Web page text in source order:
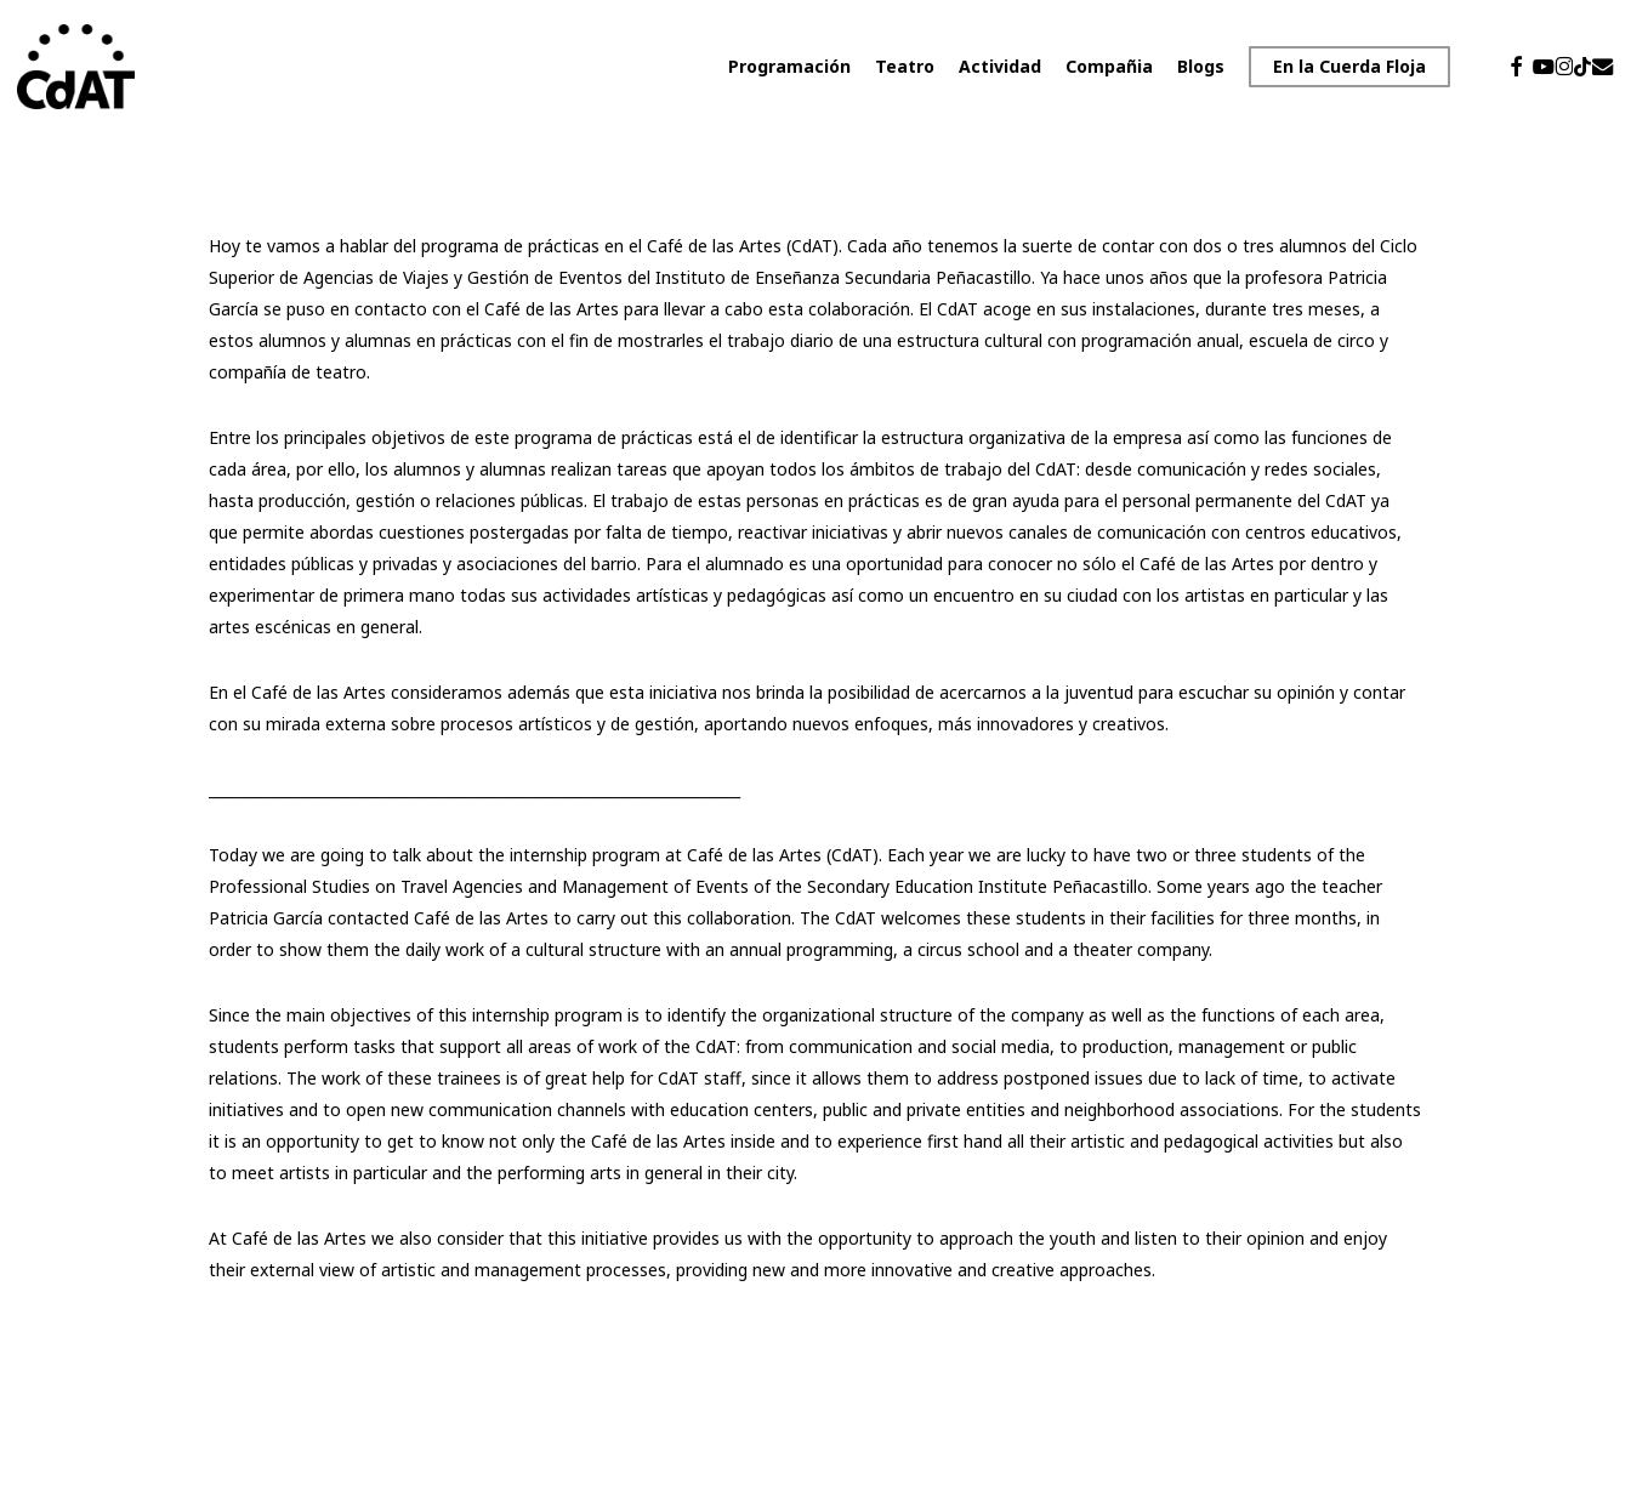
main
content
Programación Teatro Actividad Compañia Blogs En la Cuerda Floja facebook
youtube
tiktok
Hoy te vamos a hablar del programa de prácticas en el Café de las Artes (CdAT). Cada año tenemos la suerte de contar con dos o tres alumnos del Ciclo
Superior de Agencias de Viajes y Gestión de Eventos del Instituto de Enseñanza Secundaria Peñacastillo. Ya hace unos años que la profesora Patricia
García se puso en contacto con el Café de las Artes para llevar a cabo esta colaboración. El CdAT acoge en sus instalaciones, durante tres meses, a
estos alumnos y alumnas en prácticas con el fin de mostrarles el trabajo diario de una estructura cultural con programación anual, escuela de circo y
compañía de teatro.
Entre los principales objetivos de este programa de prácticas está el de identificar la estructura organizativa de la empresa así como las funciones de
cada área, por ello, los alumnos y alumnas realizan tareas que apoyan todos los ámbitos de trabajo del CdAT: desde comunicación y redes sociales,
hasta producción, gestión o relaciones públicas. El trabajo de estas personas en prácticas es de gran ayuda para el personal permanente del CdAT ya
que permite abordas cuestiones postergadas por falta de tiempo, reactivar iniciativas y abrir nuevos canales de comunicación con centros educativos,
entidades públicas y privadas y asociaciones del barrio. Para el alumnado es una oportunidad para conocer no sólo el Café de las Artes por dentro y
experimentar de primera mano todas sus actividades artísticas y pedagógicas así como un encuentro en su ciudad con los artistas en particular y las
artes escénicas en general.
En el Café de las Artes consideramos además que esta iniciativa nos brinda la posibilidad de acercarnos a la juventud para escuchar su opinión y contar
con su mirada externa sobre procesos artísticos y de gestión, aportando nuevos enfoques, más innovadores y creativos.
Today we are going to talk about the internship program at Café de las Artes (CdAT). Each year we are lucky to have two or three students of the
Professional Studies on Travel Agencies and Management of Events of the Secondary Education Institute Peñacastillo. Some years ago the teacher
Patricia García contacted Café de las Artes to carry out this collaboration. The CdAT welcomes these students in their facilities for three months, in
order to show them the daily work of a cultural structure with an annual programming, a circus school and a theater company.
Since the main objectives of this internship program is to identify the organizational structure of the company as well as the functions of each area,
students perform tasks that support all areas of work of the CdAT: from communication and social media, to production, management or public
relations. The work of these trainees is of great help for CdAT staff, since it allows them to address postponed issues due to lack of time, to activate
initiatives and to open new communication channels with education centers, public and private entities and neighborhood associations. For the students
it is an opportunity to get to know not only the Café de las Artes inside and to experience first hand all their artistic and pedagogical activities but also
to meet artists in particular and the performing arts in general in their city.
At Café de las Artes we also consider that this initiative provides us with the opportunity to approach the youth and listen to their opinion and enjoy
their external view of artistic and management processes, providing new and more innovative and creative approaches.